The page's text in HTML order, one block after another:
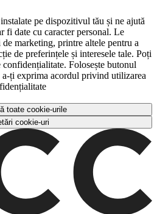
pe dispozitivul tău și ne ajută
fi date cu caracter personal. Le
marketing, printre altele pentru a
de preferințele și interesele tale. Poți
Folosește butonul
ți exprima acordul privind utilizarea
toate cookie-urile
cookie-uri